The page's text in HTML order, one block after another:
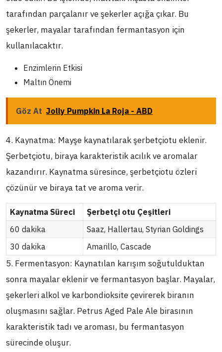
tarafından parçalanır ve şekerler açığa çıkar. Bu
şekerler, mayalar tarafından fermantasyon için
kullanılacaktır.
Enzimlerin Etkisi
Maltın Önemi
Göz At Jolly Pumpkin La Roja - ABD
4. Kaynatma: Mayşe kaynatılarak şerbetçiotu eklenir.
Şerbetçiotu, biraya karakteristik acılık ve aromalar
kazandırır. Kaynatma süresince, şerbetçiotu özleri
çözünür ve biraya tat ve aroma verir.
Kaynatma Süreci
Şerbetçi otu Çeşitleri
60 dakika
Saaz, Hallertau, Styrian Goldings
30 dakika
Amarillo, Cascade
5. Fermentasyon: Kaynatılan karışım soğutulduktan
sonra mayalar eklenir ve fermantasyon başlar. Mayalar,
şekerleri alkol ve karbondioksite çevirerek biranın
oluşmasını sağlar. Petrus Aged Pale Ale birasının
karakteristik tadı ve aroması, bu fermantasyon
sürecinde oluşur.